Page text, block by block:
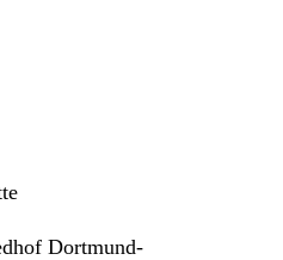
Dortmund-